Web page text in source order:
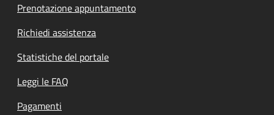
Prenotazione appuntamento
Richiedi assistenza
Statistiche del portale
Leggi le FAQ
Pagamenti